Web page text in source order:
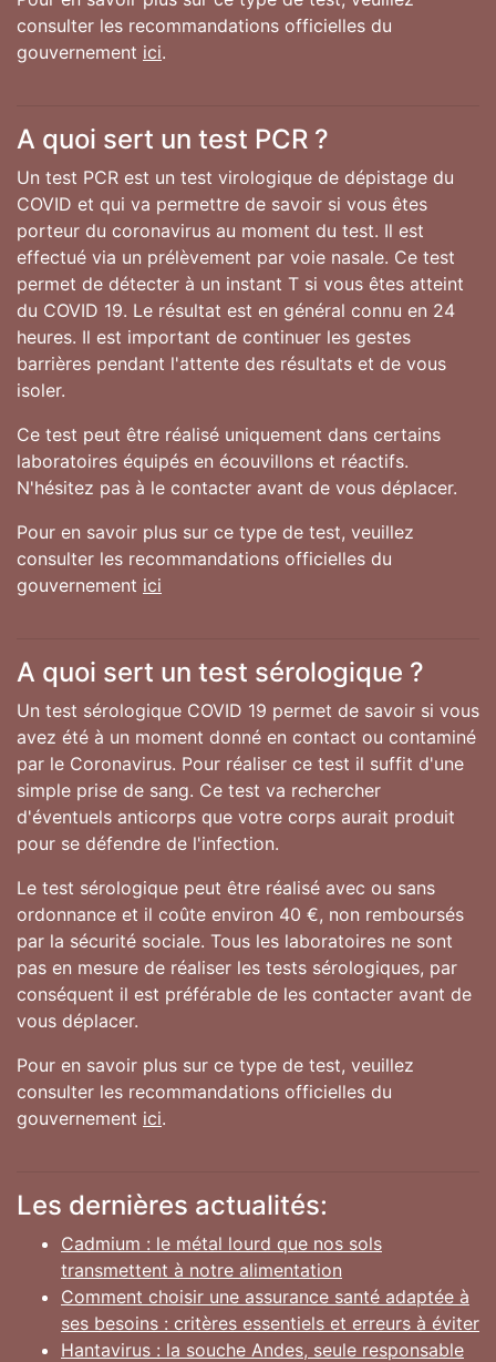
consulter les recommandations officielles du
gouvernement ici.
A quoi sert un test PCR ?
Un test PCR est un test virologique de dépistage du
COVID et qui va permettre de savoir si vous êtes
porteur du coronavirus au moment du test. Il est
effectué via un prélèvement par voie nasale. Ce test
permet de détecter à un instant T si vous êtes atteint
du COVID 19. Le résultat est en général connu en 24
heures. Il est important de continuer les gestes
barrières pendant l'attente des résultats et de vous
isoler.
Ce test peut être réalisé uniquement dans certains
laboratoires équipés en écouvillons et réactifs.
N'hésitez pas à le contacter avant de vous déplacer.
Pour en savoir plus sur ce type de test, veuillez
consulter les recommandations officielles du
gouvernement ici
A quoi sert un test sérologique ?
Un test sérologique COVID 19 permet de savoir si vous
avez été à un moment donné en contact ou contaminé
par le Coronavirus. Pour réaliser ce test il suffit d'une
simple prise de sang. Ce test va rechercher
d'éventuels anticorps que votre corps aurait produit
pour se défendre de l'infection.
Le test sérologique peut être réalisé avec ou sans
ordonnance et il coûte environ 40 €, non remboursés
par la sécurité sociale. Tous les laboratoires ne sont
pas en mesure de réaliser les tests sérologiques, par
conséquent il est préférable de les contacter avant de
vous déplacer.
Pour en savoir plus sur ce type de test, veuillez
consulter les recommandations officielles du
gouvernement ici.
Les dernières actualités:
Cadmium : le métal lourd que nos sols
transmettent à notre alimentation
Comment choisir une assurance santé adaptée à
ses besoins : critères essentiels et erreurs à éviter
Hantavirus : la souche Andes, seule responsable